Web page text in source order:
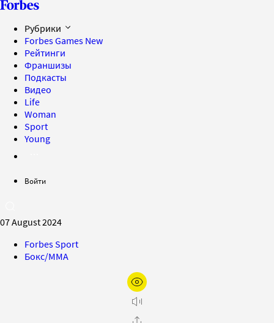
Рубрики
Forbes Games New
Рейтинги
Франшизы
Подкасты
Видео
Life
Woman
Sport
Young
Войти
07 August 2024
Forbes Sport
Бокс/MMA